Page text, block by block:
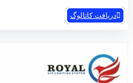
دریافت کاتالوگ